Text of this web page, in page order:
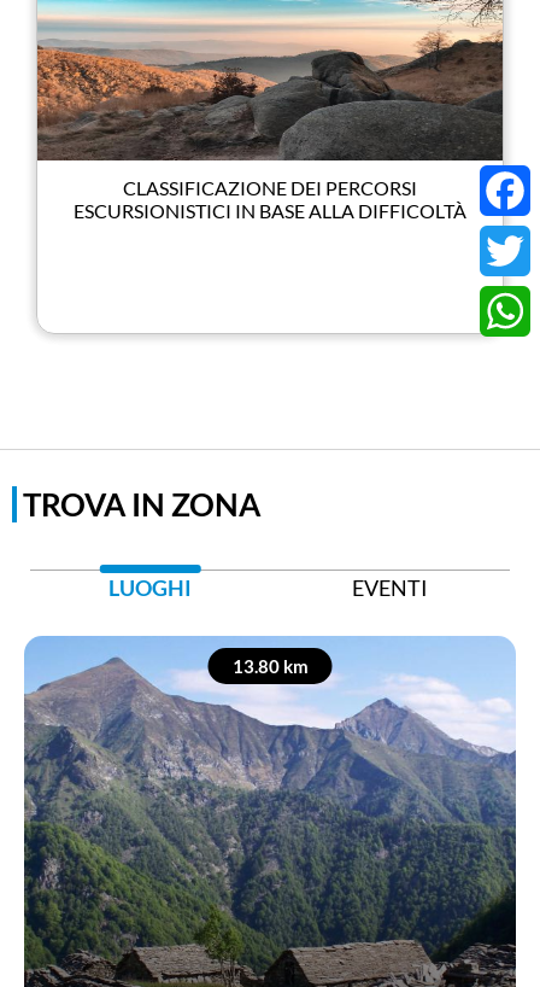
Twitter
CLASSIFICAZIONE DEI PERCORSI
ESCURSIONISTICI IN BASE ALLA DIFFICOLTÀ
TROVA IN ZONA
LUOGHI EVENTI
13.80 km